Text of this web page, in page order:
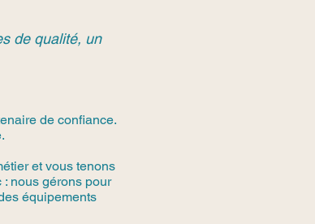
de qualité, un
de confiance.
et vous tenons
nous gérons pour
équipements